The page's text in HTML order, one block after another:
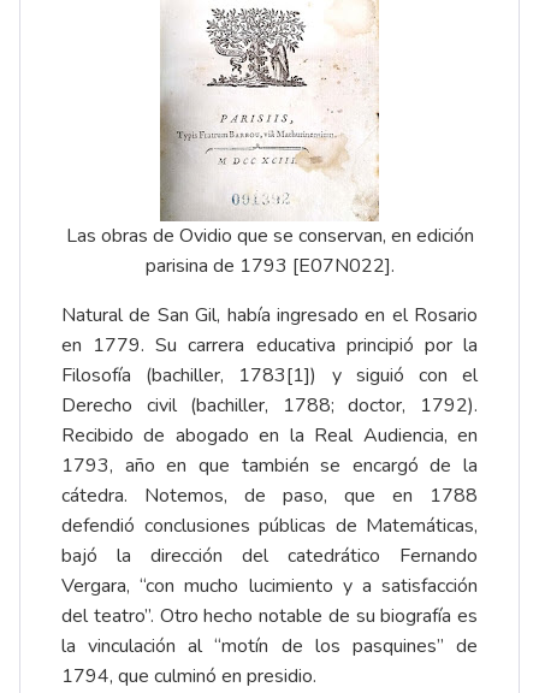
Las obras de Ovidio que se conservan, en edición
parisina de 1793 [E07N022].
Natural de San Gil, había ingresado en el Rosario
en 1779. Su carrera educativa principió por la
Filosofía (bachiller, 1783[1]) y siguió con el
Derecho civil (bachiller, 1788; doctor, 1792).
Recibido de abogado en la Real Audiencia, en
1793, año en que también se encargó de la
cátedra. Notemos, de paso, que en 1788
defendió conclusiones públicas de Matemáticas,
bajó la dirección del catedrático Fernando
Vergara, “con mucho lucimiento y a satisfacción
del teatro”. Otro hecho notable de su biografía es
la vinculación al“motín de los pasquines” de
1794, que culminó en presidio.